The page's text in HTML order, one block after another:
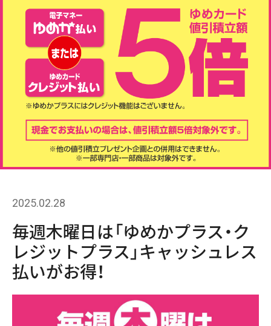
2025.02.28
毎週木曜日は「ゆめかプラス・ク
レジットプラス」キャッシュレス
払いがお得！